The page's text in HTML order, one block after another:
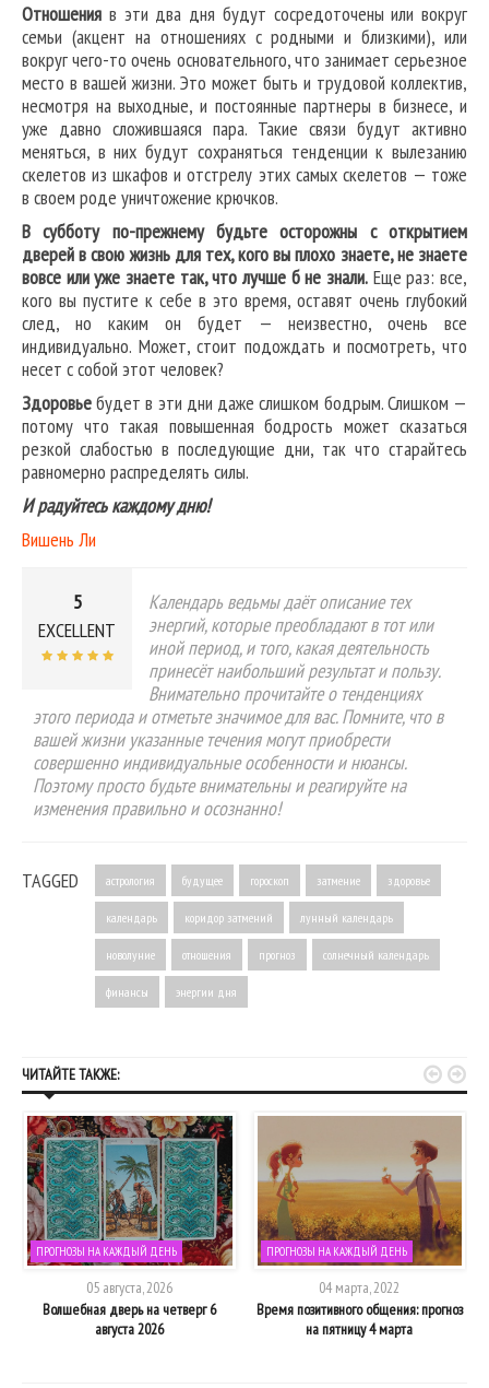
Отношения в эти два дня будут сосредоточены или вокруг
семьи (акцент на отношениях с родными и близкими), или
вокруг чего-то очень основательного, что занимает серьезное
место в вашей жизни. Это может быть и трудовой коллектив,
несмотря на выходные, и постоянные партнеры в бизнесе, и
уже давно сложившаяся пара. Такие связи будут активно
меняться, в них будут сохраняться тенденции к вылезанию
скелетов из шкафов и отстрелу этих самых скелетов — тоже
в своем роде уничтожение крючков.
В субботу по-прежнему будьте осторожны с открытием
дверей в свою жизнь для тех, кого вы плохо знаете, не знаете
вовсе или уже знаете так, что лучше б не знали. Еще раз: все,
кого вы пустите к себе в это время, оставят очень глубокий
след, но каким он будет — неизвестно, очень все
индивидуально. Может, стоит подождать и посмотреть, что
несет с собой этот человек?
Здоровьебудет в эти дни даже слишком бодрым. Слишком —
потому что такая повышенная бодрость может сказаться
резкой слабостью в последующие дни, так что старайтесь
равномерно распределять силы.
И радуйтесь каждому дню!
Вишень Ли
5
EXCELLENT
Календарь ведьмы даёт описание тех
энергий, которые преобладают в тот или
иной период, и того, какая деятельность
принесёт наибольший результат и пользу.
Внимательно прочитайте о тенденциях
этого периода и отметьте значимое для вас. Помните, что в
вашей жизни указанные течения могут приобрести
совершенно индивидуальные особенности и нюансы.
Поэтому просто будьте внимательны и реагируйте на
изменения правильно и осознанно!
TAGGED астрология будущее гороскоп затмение здоровье
календарь коридор затмений лунный календарь
новолуние отношения прогноз солнечный календарь
финансы энергии дня
ЧИТАЙТЕ ТАКЖЕ:
ПРОГНОЗЫ НА КАЖДЫЙ ДЕНЬ
05 августа, 2026
Волшебная дверь на четверг 6
августа 2026
ПРОГНОЗЫ НА КАЖДЫЙ ДЕНЬ
04 марта, 2022
Время позитивного общения: прогноз
на пятницу 4 марта
 